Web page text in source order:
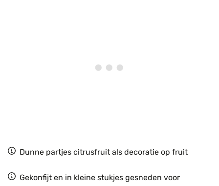
Dunne partjes citrusfruit als decoratie op fruit
Gekonfijt en in kleine stukjes gesneden voor